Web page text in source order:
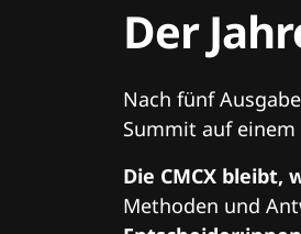
Der
Nach fünf
Summit auf
Die CMCX
Methoden und